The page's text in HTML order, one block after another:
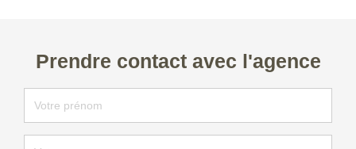
Prendre contact avec l'agence